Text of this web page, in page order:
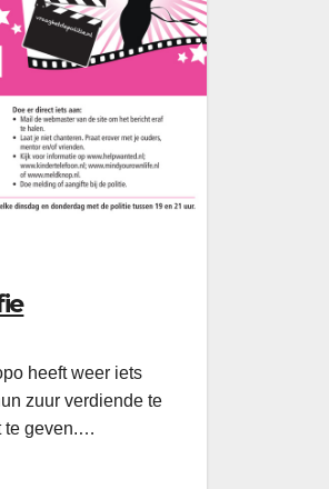
heeft weer iets
zuur verdiende te
te geven.…